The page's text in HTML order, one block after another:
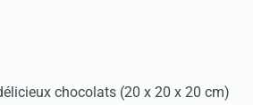
chocolats (20 x 20 x 20 cm)